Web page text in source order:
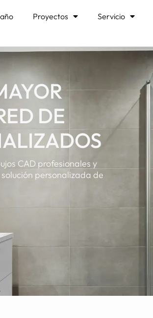
Proyectos Servicio
DE
CAD profesionales y
personalizada de